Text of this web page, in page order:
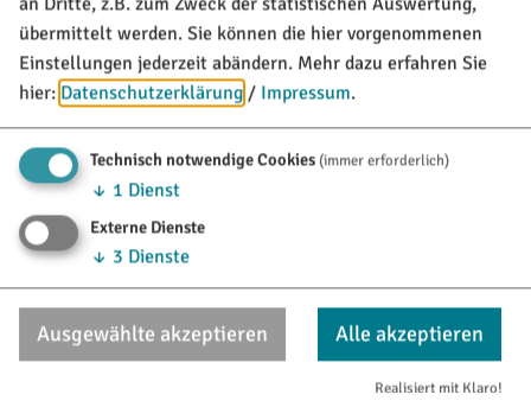
RATHAUS
übermittelt werden. Sie können die hier vorgenommenen
Einstellungen jederzeit abändern. Mehr dazu erfahren Sie
hier: Datenschutzerklärung / Impressum.
Technisch notwendige Cookies(immer erforderlich)
↓ 1 Dienst
Externe Dienste
↓ 3 Dienste
Ausgewählte akzeptieren Alle akzeptieren
Realisiert mit Klaro!